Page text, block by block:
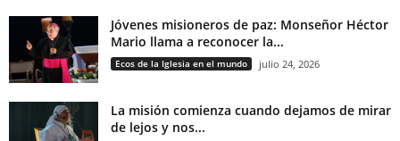
Jóvenes misioneros de paz: Monseñor Héctor
Mario llama a reconocer la...
Ecos de la Iglesia en el mundo julio 24, 2026
La misión comienza cuando dejamos de mirar
de lejos y nos...